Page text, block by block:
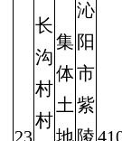
长
沟
村
村
集
体
土
沁
阳
市
紫